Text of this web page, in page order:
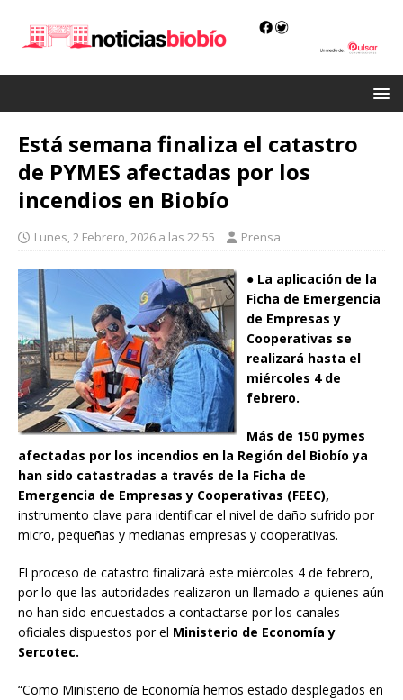
Está semana finaliza el catastro
de PYMES afectadas por los
incendios en Biobío
Lunes, 2 Febrero, 2026 a las 22:55 Prensa
● La aplicación de la
Ficha de Emergencia
de Empresas y
Cooperativas se
realizará hasta el
miércoles 4 de
febrero.
Más de 150 pymes
afectadas por los incendios en la Región del Biobío ya
han sido catastradas a través de la Ficha de
Emergencia de Empresas y Cooperativas (FEEC),
instrumento clave para identificar el nivel de daño sufrido por
micro, pequeñas y medianas empresas y cooperativas.
El proceso de catastro finalizará este miércoles 4 de febrero,
por lo que las autoridades realizaron un llamado a quienes aún
no han sido encuestados a contactarse por los canales
oficiales dispuestos por el Ministerio de Economía y
Sercotec.
“Como Ministerio de Economía hemos estado desplegados en